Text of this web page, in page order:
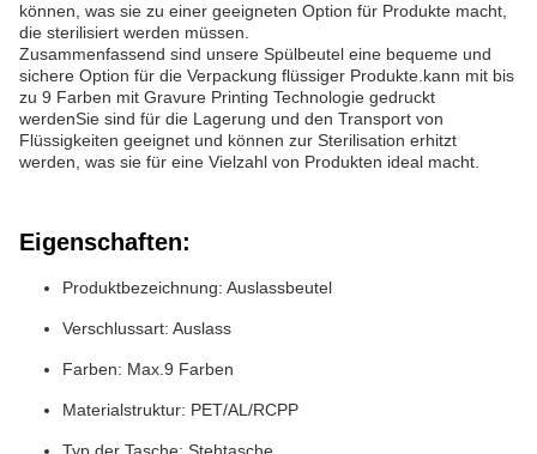
können, was sie zu einer geeigneten Option für Produkte macht,
die sterilisiert werden müssen.
Zusammenfassend sind unsere Spülbeutel eine bequeme und
sichere Option für die Verpackung flüssiger Produkte.kann mit bis
zu 9 Farben mit Gravure Printing Technologie gedruckt
werdenSie sind für die Lagerung und den Transport von
Flüssigkeiten geeignet und können zur Sterilisation erhitzt
werden, was sie für eine Vielzahl von Produkten ideal macht.
Eigenschaften:
Produktbezeichnung: Auslassbeutel
Verschlussart: Auslass
Farben: Max.9 Farben
Materialstruktur: PET/AL/RCPP